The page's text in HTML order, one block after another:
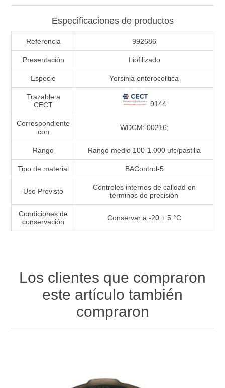
Especificaciones de productos
Referencia 992686
Presentación Liofilizado
Especie Yersinia enterocolitica
Trazable a
CECT
9144
Correspondiente
con
WDCM: 00216;
Rango Rango medio 100-1.000 ufc/pastilla
Tipo de material BAControl-5
Uso Previsto
Controles internos de calidad en
términos de precisión
Condiciones de
conservación
Conservar a -20 ± 5 °C
Los clientes que compraron
este artículo también
compraron